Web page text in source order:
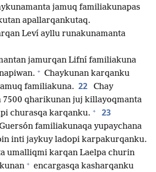
jamuq familiakunapas
apallarqankutaq.
Leví ayllu runakunamanta
jamurqan Lifní familiakuna
+ Chaykunan karqanku
familiakuna. 22
Chay
qharikunan juj killayoqmanta
churasqa karqanku. + 23
familiakunaqa yupaychana
inti jaykuy ladopi karpakurqanku.
umalliqmi karqan Laelpa churin
+ encargasqa kasharqanku